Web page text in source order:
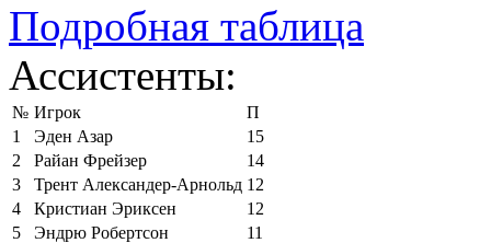
Подробная таблица
Ассистенты:
№ Игрок
П
1
Эден Азар
15
2
Райан Фрейзер
14
3
Трент Александер-Арнольд 12
4
Кристиан Эриксен
12
5
Эндрю Робертсон
11